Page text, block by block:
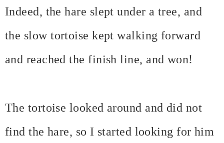
Indeed, the hare slept under a tree, and
the slow tortoise kept walking forward
and reached the finish line, and won!
The tortoise looked around and did not
find the hare, so I started looking for him